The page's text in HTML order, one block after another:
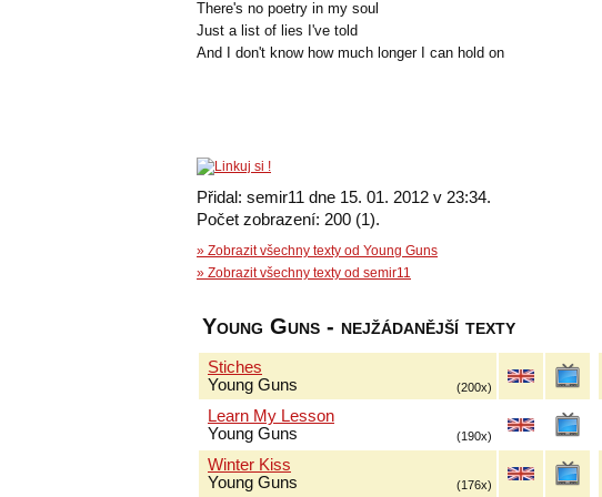
There's no poetry in my soul
Just a list of lies I've told
And I don't know how much longer I can hold on
Přidal: semir11 dne 15. 01. 2012 v 23:34.
Počet zobrazení: 200 (1).
» Zobrazit všechny texty od Young Guns
» Zobrazit všechny texty od semir11
Young Guns - nejžádanější texty
Stiches
Young Guns
(200x)
Learn My Lesson
Young Guns
(190x)
Winter Kiss
Young Guns
(176x)